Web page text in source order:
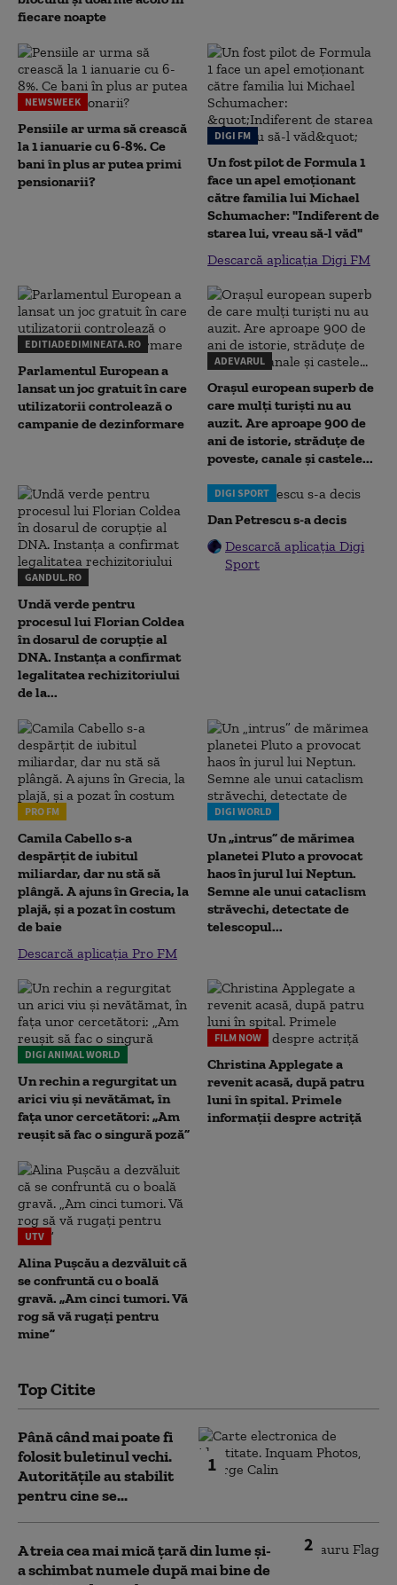
fiecare noapte
NEWSWEEK
Pensiile ar urma să crească
la 1 ianuarie cu 6-8%. Ce
bani în plus ar putea primi
pensionarii?
DIGI FM
Un fost pilot de Formula 1
face un apel emoționant
către familia lui Michael
Schumacher: "Indiferent de
starea lui, vreau să-l văd"
Descarcă aplicația Digi FM
EDITIADEDIMINEATA.RO
Parlamentul European a
lansat un joc gratuit în care
utilizatorii controlează o
campanie de dezinformare
ADEVARUL
Orașul european superb de
care mulți turiști nu au
auzit. Are aproape 900 de
ani de istorie, străduțe de
poveste, canale și castele...
GANDUL.RO
Undă verde pentru
procesul lui Florian Coldea
în dosarul de corupție al
DNA. Instanța a confirmat
legalitatea rechizitoriului
de la...
DIGI SPORT
Dan Petrescu s-a decis
Descarcă aplicația Digi
Sport
PRO FM
Camila Cabello s-a
despărțit de iubitul
miliardar, dar nu stă să
plângă. A ajuns în Grecia, la
plajă, și a pozat în costum
de baie
Descarcă aplicația Pro FM
DIGI WORLD
Un „intrus” de mărimea
planetei Pluto a provocat
haos în jurul lui Neptun.
Semne ale unui cataclism
străvechi, detectate de
telescopul...
DIGI ANIMAL WORLD
Un rechin a regurgitat un
arici viu și nevătămat, în
fața unor cercetători: „Am
reușit să fac o singură poză”
FILM NOW
Christina Applegate a
revenit acasă, după patru
luni în spital. Primele
informații despre actriță
UTV
Alina Pușcău a dezvăluit că
se confruntă cu o boală
gravă. „Am cinci tumori. Vă
rog să vă rugați pentru
mine”
Top Citite
1
Până când mai poate fi
folosit buletinul vechi.
Autoritățile au stabilit
pentru cine se...
2
A treia cea mai mică țară din lume și-
a schimbat numele după mai bine de